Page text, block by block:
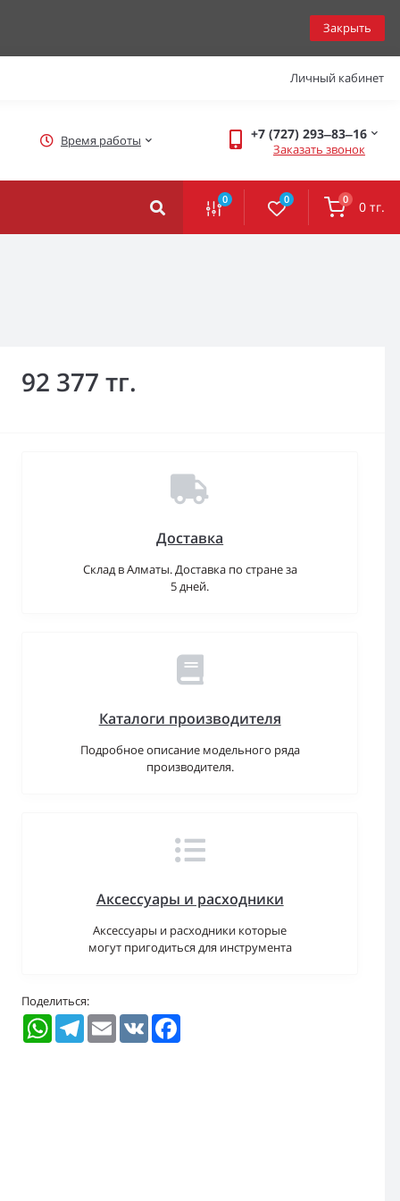
Закрыть
Личный кабинет
Время работы +7 (727) 293‒83‒16
Заказать звонок
0 0 0 0 тг.
92 377 тг.
Доставка
Склад в Алматы. Доставка по стране за
5 дней.
Каталоги производителя
Подробное описание модельного ряда
производителя.
Аксессуары и расходники
Аксессуары и расходники которые
могут пригодиться для инструмента
Поделиться:
WhatsAppTelegramEmail VK